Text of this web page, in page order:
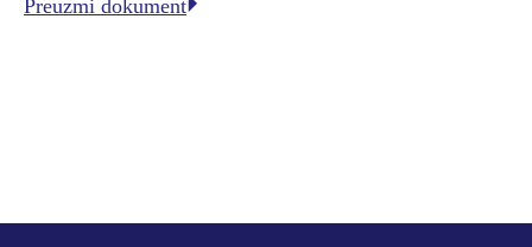
Preuzmi dokument